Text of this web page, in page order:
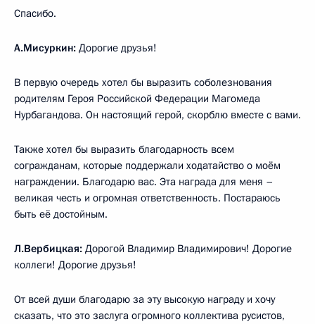
Спасибо.
А.Мисуркин: Дорогие друзья!
В первую очередь хотел бы выразить соболезнования
родителям Героя Российской Федерации Магомеда
Нурбагандова. Он настоящий герой, скорблю вместе с вами.
Также хотел бы выразить благодарность всем
согражданам, которые поддержали ходатайство о моём
награждении. Благодарю вас. Эта награда для меня –
великая честь и огромная ответственность. Постараюсь
быть её достойным.
Л.Вербицкая: Дорогой Владимир Владимирович! Дорогие
коллеги! Дорогие друзья!
От всей души благодарю за эту высокую награду и хочу
сказать, что это заслуга огромного коллектива русистов,